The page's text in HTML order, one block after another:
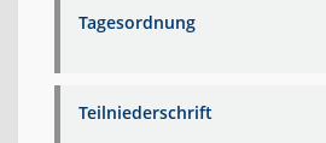
Tagesordnung
Teilniederschrift